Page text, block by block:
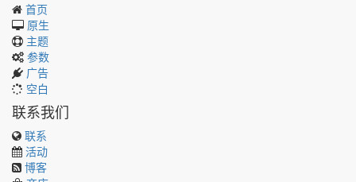
首页
原生
主题
参数
广告
空白
联系我们
联系
活动
博客